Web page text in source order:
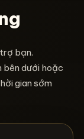
bạn.
bên dưới hoặc
gian sớm